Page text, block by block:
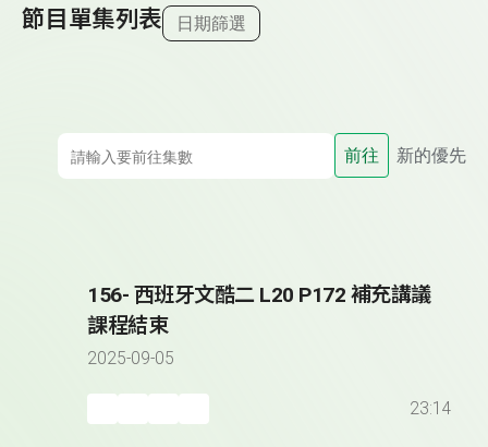
節目單集列表 日期篩選
前往 新的優先
156- 西班牙文酷二 L20 P172 補充講議
課程結束
2025-09-05
23:14